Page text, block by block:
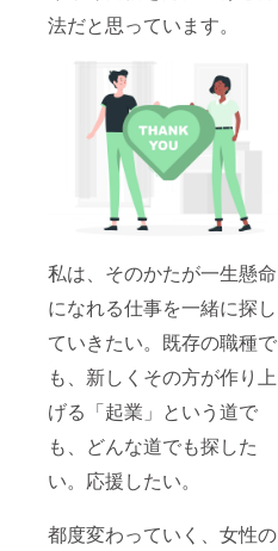
法だと思っています。
私は、そのかたが一生懸命
になれる仕事を一緒に探し
ていきたい。既存の職種で
も、新しくその方が作り上
げる「起業」という道で
も、どんな道でも探した
い。応援したい。
都度変わっていく、女性の